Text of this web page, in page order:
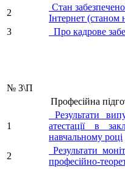
2
Стан
Інтернет (станом
3
Про кадрове
№ З\П
Професійна
1
Результати
атестації в
навчальному році
2
Результати
професійно-